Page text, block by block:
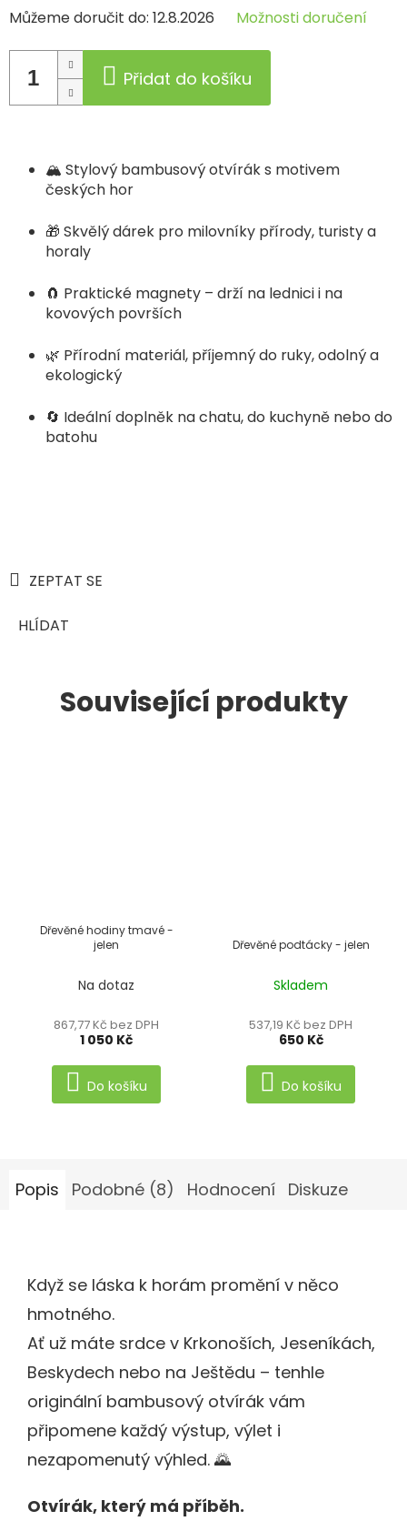
Můžeme doručit do: 12.8.2026 Možnosti doručení
Přidat do košíku
🏔️ Stylový bambusový otvírák s motivem
českých hor
🎁 Skvělý dárek pro milovníky přírody, turisty a
horaly
🧲 Praktické magnety – drží na lednici i na
kovových površích
🌿 Přírodní materiál, příjemný do ruky, odolný a
ekologický
🔄 Ideální doplněk na chatu, do kuchyně nebo do
batohu
ZEPTAT SE
HLÍDAT
Související produkty
Z
D
M
ZDARMA
Dřevěné hodiny tmavé -
jelen
Na dotaz
867,77 Kč bez DPH
1 050 Kč
Do košíku
Dřevěné podtácky - jelen
Skladem
537,19 Kč bez DPH
650 Kč
Do košíku
Popis Podobné (8) Hodnocení Diskuze
Když se láska k horám promění v něco
hmotného.
Ať už máte srdce v Krkonoších, Jeseníkách,
Beskydech nebo na Ještědu – tenhle
originální bambusový otvírák vám
připomene každý výstup, výlet i
nezapomenutý výhled. 🌄
Otvírák, který má příběh.